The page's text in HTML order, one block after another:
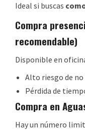
Ideal si buscas
Compra
recomendable)
Disponible en
Alto riesgo de
Pérdida de
Compra en
Hay un número